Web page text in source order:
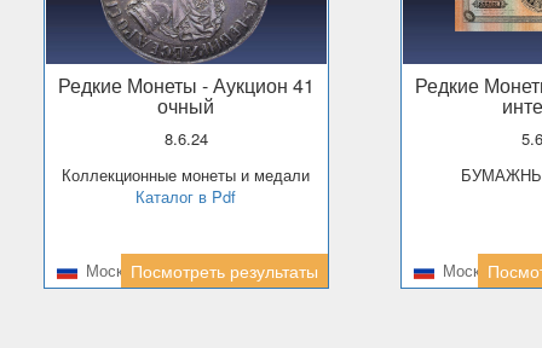
Редкие Монеты - Аукцион 41
очный
8.6.24
Коллекционные монеты и медали
Каталог в Pdf
МоскваПосмотреть результаты
Редкие
Москва